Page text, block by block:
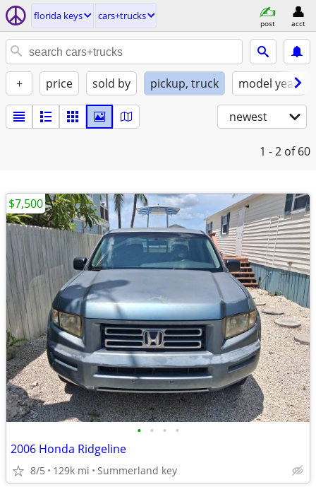
florida keys cars+trucks
post acct
+ price sold by pickup, truck model year
newest
1 - 2 of 60
• • • •
2006 Honda Ridgeline
8/5 129k mi Summerland key
$7,500